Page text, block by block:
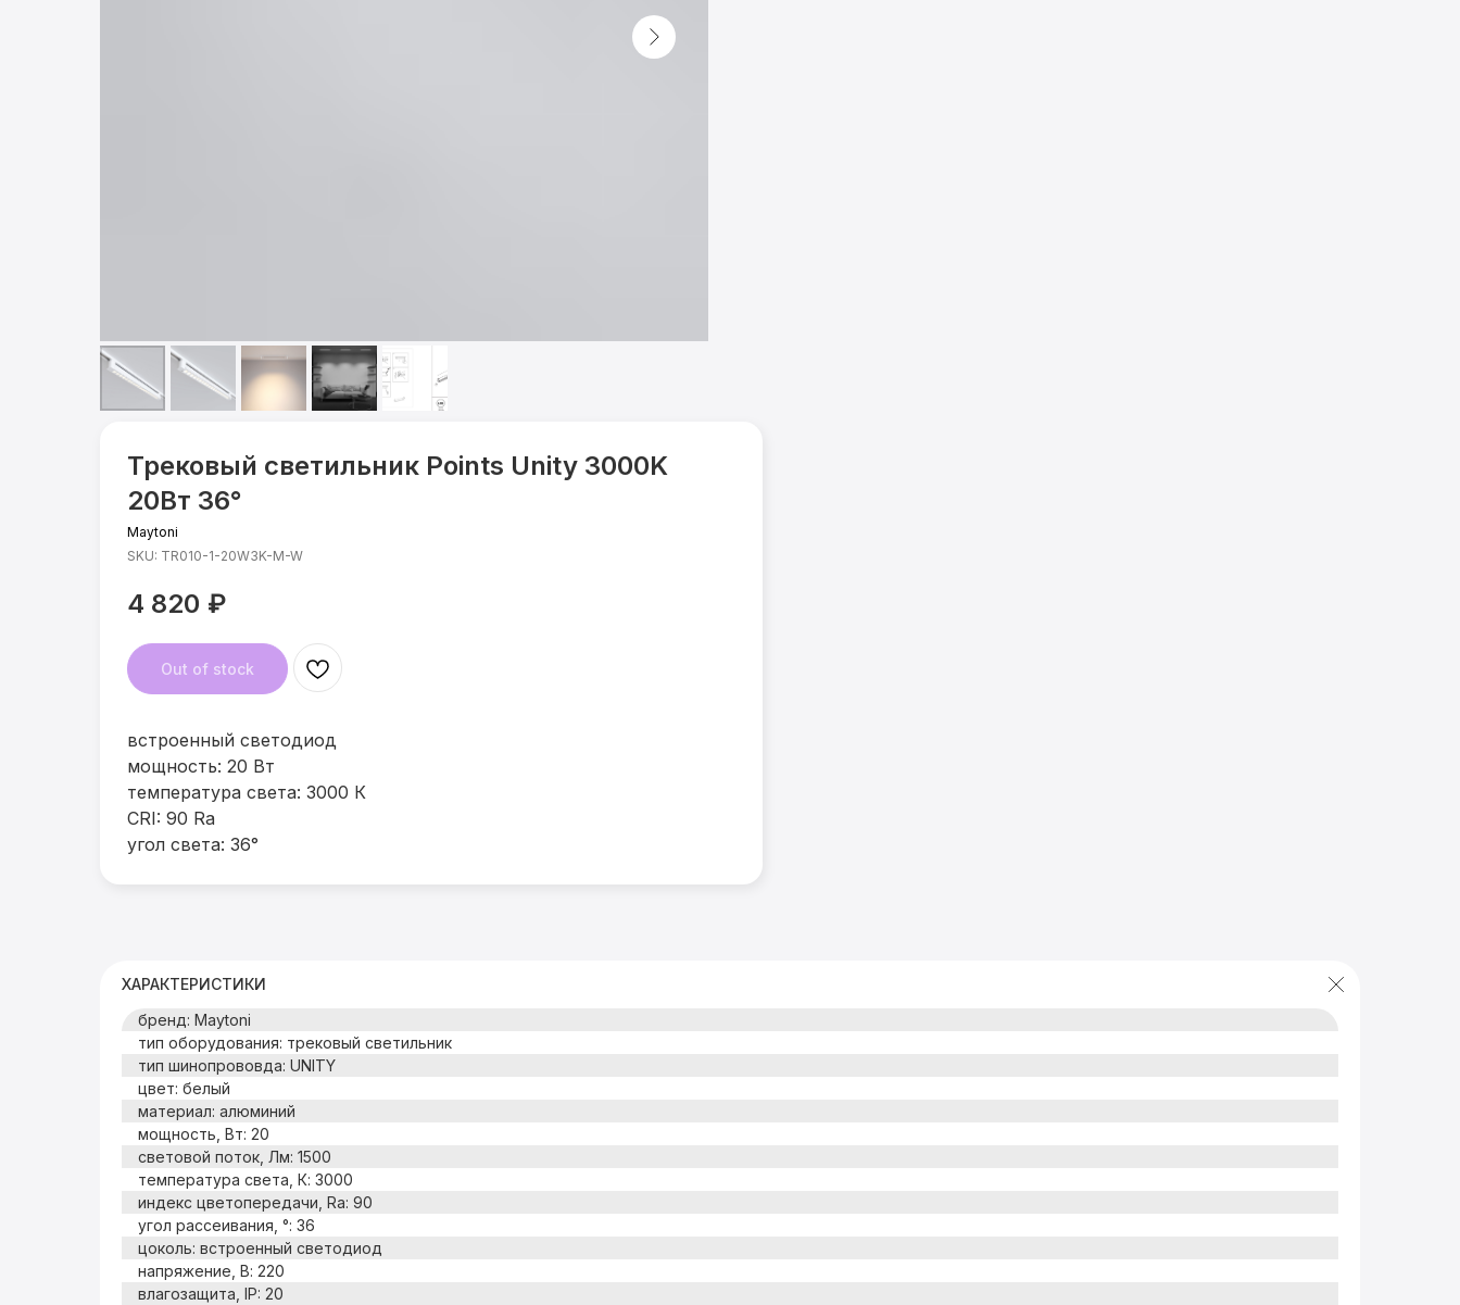
Трековый светильник Points Unity 3000K
20Вт 36°
Maytoni
SKU: TR010-1-20W3K-M-W
4 820 ₽
Out of stock
встроенный светодиод
мощность: 20 Вт
температура света: 3000 К
CRI: 90 Ra
угол света: 36°
ХАРАКТЕРИСТИКИ
бренд: Maytoni
тип оборудования: трековый светильник
тип шинопрововда: UNITY
цвет: белый
материал: алюминий
мощность, Вт: 20
световой поток, Лм: 1500
температура света, К: 3000
индекс цветопередачи, Ra: 90
угол рассеивания, °: 36
цоколь: встроенный светодиод
напряжение, В: 220
влагозащита, IP: 20